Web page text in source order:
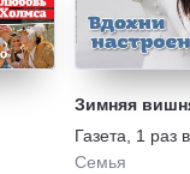
Зимняя
Газета
1 раз
Семья